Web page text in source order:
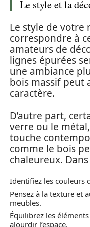
Le style et la
Le style de votre
correspondre à
amateurs de
lignes épurées
une ambiance
bois massif peut
caractère.
D’autre part,
verre ou le
touche
comme le bois
chaleureux.
Identifiez les couleurs
Pensez à la texture et
meubles.
Équilibrez les
alourdir l’espace.